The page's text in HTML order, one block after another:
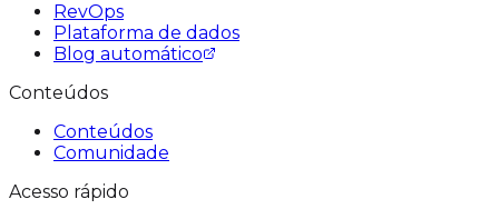
RevOps
Plataforma de dados
Blog automático
Conteúdos
Conteúdos
Comunidade
Acesso rápido